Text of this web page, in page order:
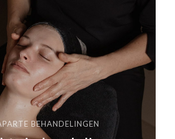
BEHANDELINGEN